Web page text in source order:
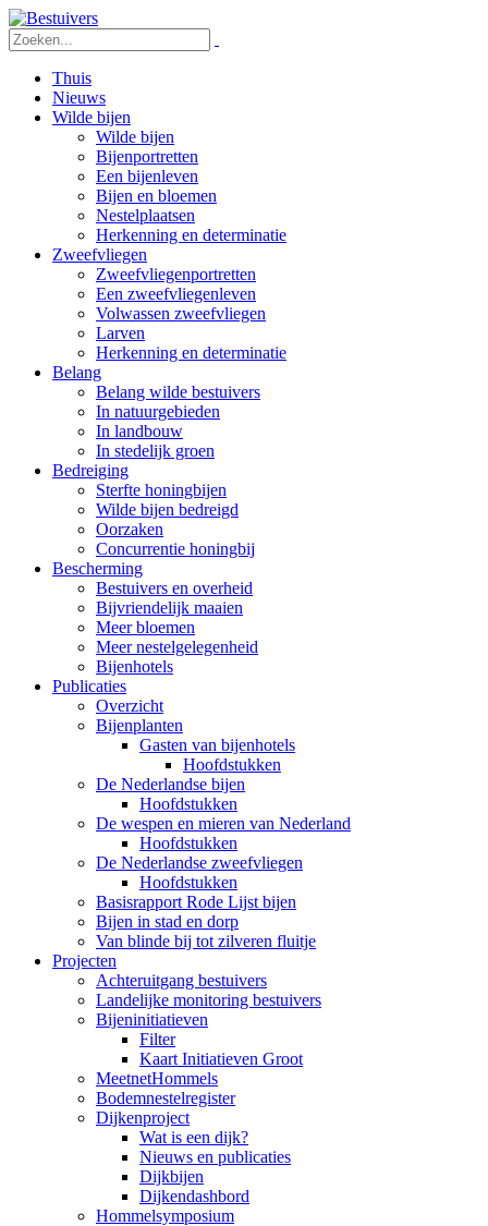
Thuis
Nieuws
Wilde bijen
Wilde bijen
Bijenportretten
Een bijenleven
Bijen en bloemen
Nestelplaatsen
Herkenning en determinatie
Zweefvliegen
Zweefvliegenportretten
Een zweefvliegenleven
Volwassen zweefvliegen
Larven
Herkenning en determinatie
Belang
Belang wilde bestuivers
In natuurgebieden
In landbouw
In stedelijk groen
Bedreiging
Sterfte honingbijen
Wilde bijen bedreigd
Oorzaken
Concurrentie honingbij
Bescherming
Bestuivers en overheid
Bijvriendelijk maaien
Meer bloemen
Meer nestelgelegenheid
Bijenhotels
Publicaties
Overzicht
Bijenplanten
Gasten van bijenhotels
Hoofdstukken
De Nederlandse bijen
Hoofdstukken
De wespen en mieren van Nederland
Hoofdstukken
De Nederlandse zweefvliegen
Hoofdstukken
Basisrapport Rode Lijst bijen
Bijen in stad en dorp
Van blinde bij tot zilveren fluitje
Projecten
Achteruitgang bestuivers
Landelijke monitoring bestuivers
Bijeninitiatieven
Filter
Kaart Initiatieven Groot
MeetnetHommels
Bodemnestelregister
Dijkenproject
Wat is een dijk?
Nieuws en publicaties
Dijkbijen
Dijkendashbord
Hommelsymposium